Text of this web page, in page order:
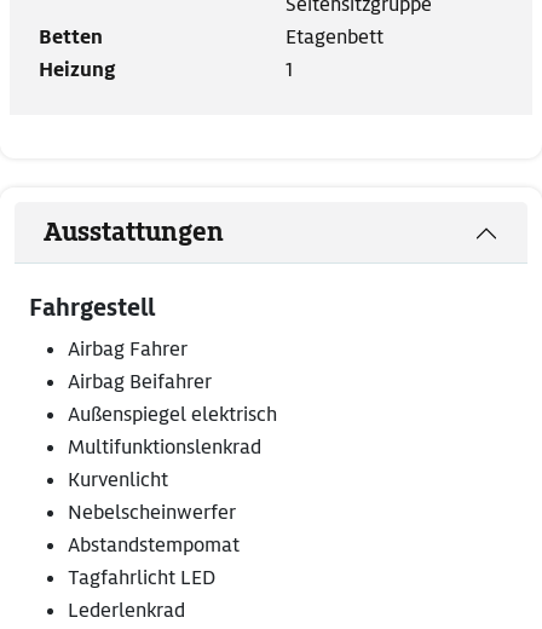
Betten
Etagenbett
Heizung
1
Ausstattungen
Fahrgestell
Airbag Fahrer
Airbag Beifahrer
Außenspiegel elektrisch
Multifunktionslenkrad
Kurvenlicht
Nebelscheinwerfer
Abstandstempomat
Tagfahrlicht LED
Lederlenkrad